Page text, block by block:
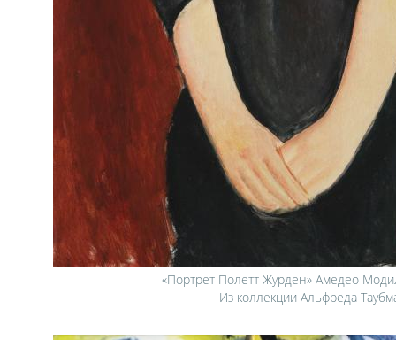
«Портрет Полетт Журден» Амедео
Из коллекции Альфреда